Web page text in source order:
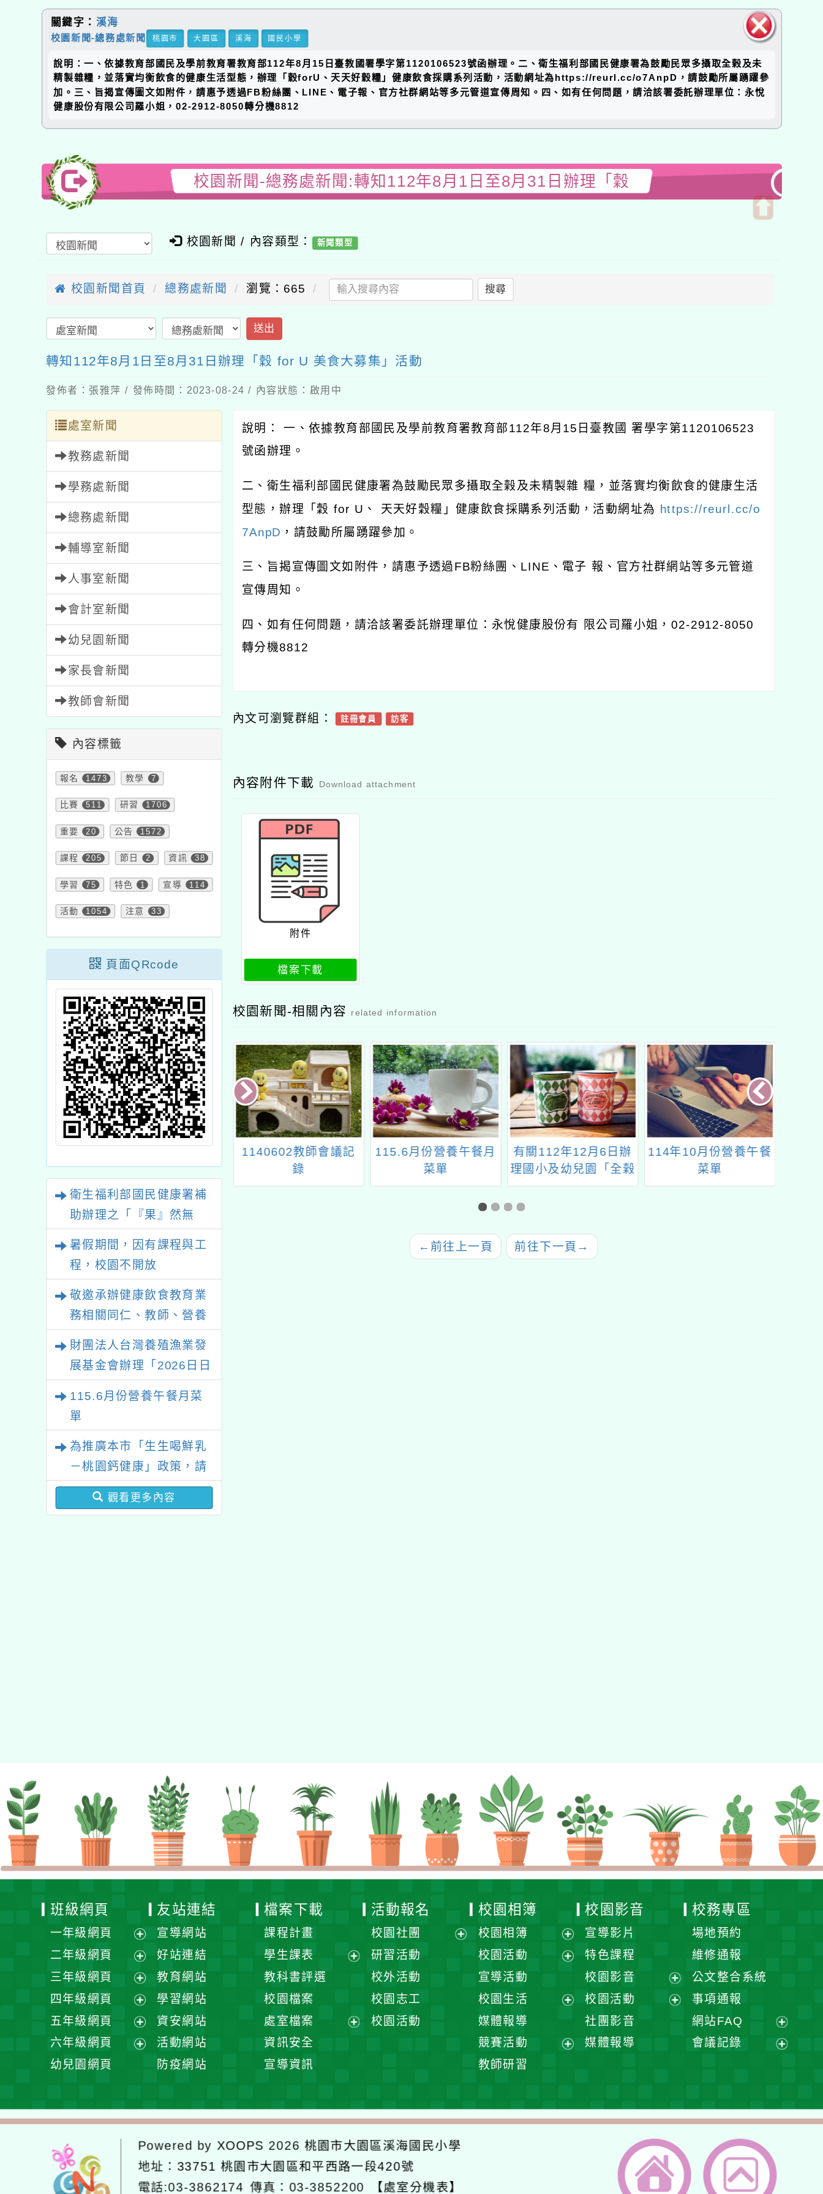
塊
關鍵字： 溪海
校園新聞-總務處新聞 桃園市 大園區 溪海 國民小學
說明：一、依據教育部國民及學前教育署教育部112年8月15日臺教國署學字第1120106523號函辦理。二、衛生福利部國民健康署為鼓勵民眾多攝取全榖及未
精製雜糧，並落實均衡飲食的健康生活型態，辦理「穀forU、天天好穀糧」健康飲食採購系列活動，活動網址為https://reurl.cc/o7AnpD，請鼓勵所屬踴躍參
加。三、旨揭宣傳圖文如附件，請惠予透過FB粉絲團、LINE、電子報、官方社群網站等多元管道宣傳周知。四、如有任何問題，請洽該署委託辦理單位：永悅
健康股份有限公司羅小姐，02-2912-8050轉分機8812
校園新聞-總務處新聞:轉知112年8月1日至8月31日辦理「穀
校園新聞 / 內容類型： 新聞類型
校園新聞首頁 總務處新聞 瀏覽：665 搜尋
送出
轉知112年8月1日至8月31日辦理「穀 for U 美食大募集」活動
發佈者：張雅萍 / 發佈時間：2023-08-24 / 內容狀態：啟用中
處室新聞
教務處新聞
學務處新聞
總務處新聞
輔導室新聞
人事室新聞
會計室新聞
幼兒園新聞
家長會新聞
教師會新聞
內容標籤
報名 1473 教學 7
比賽 511 研習 1706
重要 20 公告 1572
課程 205 節日 2 資訊 38
學習 75 特色 1 宣導 114
活動 1054 注意 33
頁面QRcode
衛生福利部國民健康署補
助辦理之「『果』然無
小中年級健康飲食教育推
廣活動資訊
暑假期間，因有課程與工
程，校園不開放
敬邀承辦健康飲食教育業
務相關同仁、教師、營養
師等，踴躍參加教育部國
民及學前教育署委託本會
健康飲食教育指導內容及
規劃」全國說明會。
財團法人台灣養殖漁業發
展基金會辦理「2026日日
115.6月份營養午餐月菜
單
為推廣本市「生生喝鮮乳
－桃園鈣健康」政策，請
貴校持續加強向家長及學
童提醒兌領及宣導注意事
觀看更多內容
說明： 一、依據教育部國民及學前教育署教育部112年8月15日臺教國 署學字第1120106523
號函辦理。
二、衛生福利部國民健康署為鼓勵民眾多攝取全榖及未精製雜 糧，並落實均衡飲食的健康生活
型態，辦理「穀 for U、 天天好穀糧」健康飲食採購系列活動，活動網址為 https://reurl.cc/o
7AnpD ，請鼓勵所屬踴躍參加。
三、旨揭宣傳圖文如附件，請惠予透過FB粉絲團、LINE、電子 報、官方社群網站等多元管道
宣傳周知。
四、如有任何問題，請洽該署委託辦理單位：永悅健康股份有 限公司羅小姐，02-2912-8050
轉分機8812
內文可瀏覽群組： 註冊會員 訪客
內容附件下載 Download attachment
附件
檔案下載
校園新聞-相關內容 related information
維護本市校園
與安全，自即
防性措施，本
用辣椒粉及咖
等辛香料
菜單
1140602教師會議記
錄
115.6月份營養午餐月
菜單
有關112年12月6日辦
理國小及幼兒園「全榖
及未精製雜糧教案線上
推廣會」鼓勵參加
114年10月份營養午餐
菜單
← 前往上一頁 前往下一頁 →
班級網頁
一年級網頁
展
開
選
單
二年級網頁
展
開
選
單
三年級網頁
展
開
選
單
四年級網頁
展
選
五年級網頁
展
六年級網頁
單
幼兒園網頁
友站連結
宣導網站
好站連結
教育網站
學習網站
資安網站
活動網站
防疫網站
檔案下載
課程計畫
學生課表
單
教科書評選
校園檔案
處室檔案
資訊安全
宣導資訊
活動報名
校園社團
研習活動
校外活動
校園志工
校園活動
校園相簿
校園相簿
展
開
單
校園活動
選
宣導活動
校園生活
選
媒體報導
競賽活動
單
教師研習
校園影音
宣導影片
特色課程
校園影音
展
開
校園活動
社團影音
媒體報導
校務專區
場地預約
維修通報
公文整合系統
事項通報
網站FAQ
展
會議記錄
單
Powered by XOOPS 2026桃園市大園區溪海國民小學
地址： 33751 桃園市大園區和平西路一段420號
電話:03-3862174 傳真：03-3852200 【處室分機表】